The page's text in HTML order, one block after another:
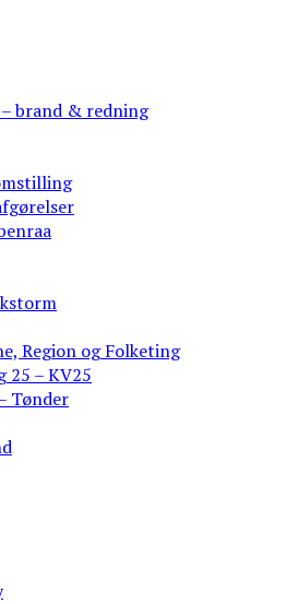
brand & redning
Region og Folketing
25 – KV25
Tønder